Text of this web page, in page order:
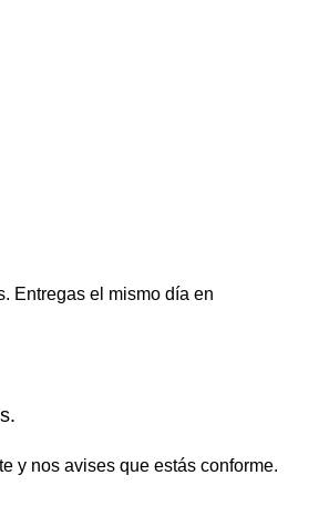
Entregas el mismo día en
y nos avises que estás conforme.